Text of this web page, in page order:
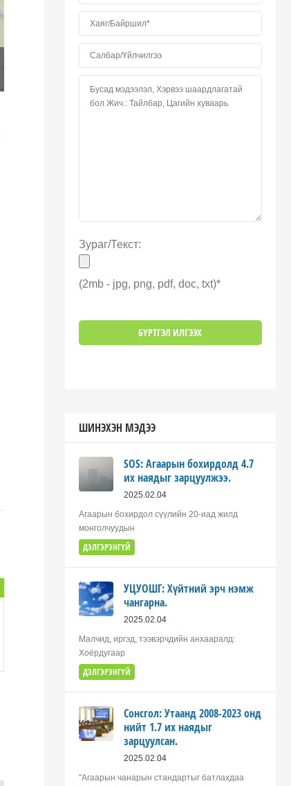
Зураг/Текст:
(2mb - jpg, png, pdf, doc, txt)*
ШИНЭХЭН МЭДЭЭ
SOS: Агаарын бохирдолд 4.7
их наядыг зарцуулжээ.
2025.02.04
Агаарын бохирдол сүүлийн 20-иад жилд
монголчуудын
ДЭЛГЭРЭНГҮЙ
УЦУОШГ: Хүйтний эрч нэмж
чангарна.
2025.02.04
Малчид, иргэд, тээвэрчдийн анхааралд:
Хоёрдугаар
ДЭЛГЭРЭНГҮЙ
Сонсгол: Утаанд 2008-2023 онд
нийт 1.7 их наядыг
зарцуулсан.
2025.02.04
"Агаарын чанарын стандартыг батлахдаа